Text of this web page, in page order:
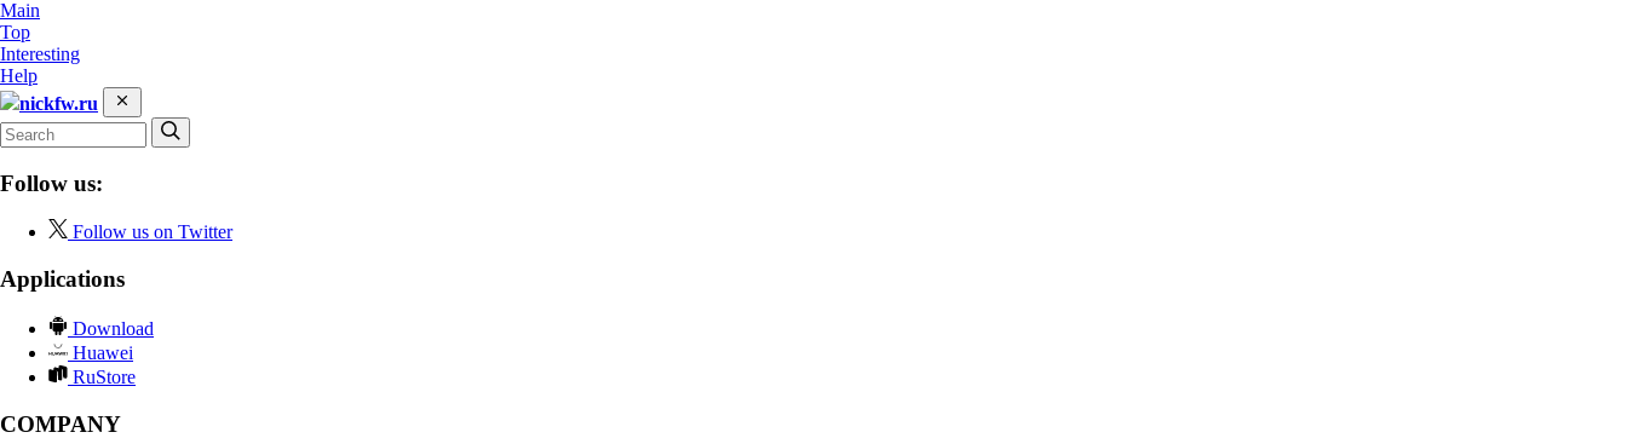
Main
Top
Interesting
Help
nickfw.ru
Follow us:
Follow us on Twitter
Applications
Download
Huawei
RuStore
COMPANY